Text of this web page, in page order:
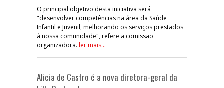
O principal objetivo desta iniciativa será
"desenvolver competências na área da Saúde
Infantil e Juvenil, melhorando os serviços prestados
à nossa comunidade", refere a comissão
organizadora. ler mais...
Alicia de Castro é a nova diretora-geral da